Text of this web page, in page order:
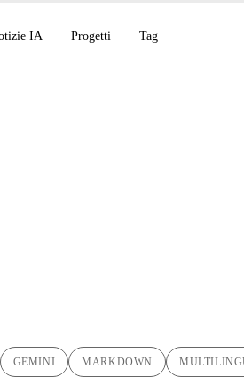
IA Progetti Tag
GEMINI MARKDOWN